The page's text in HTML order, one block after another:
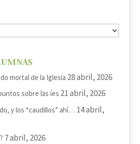
mortal de la Iglesia 28 abril, 2026
sobre las íes 21 abril, 2026
y los “caudillos” ahí… 14 abril,
7 abril, 2026